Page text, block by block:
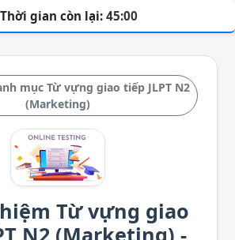
mục Từ vựng giao tiếp JLPT N2
(Marketing)
Từ vựng giao
N2 (Marketing) -
Thời gian còn lại: 45:00